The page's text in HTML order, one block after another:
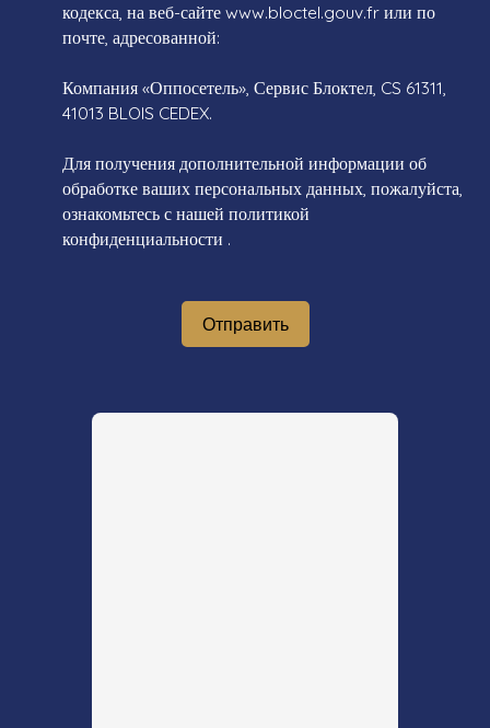
кодекса, на веб-сайте www.bloctel.gouv.fr или по
почте, адресованной:
Компания «Оппосетель», Сервис Блоктел, CS 61311,
41013 BLOIS CEDEX.
Для получения дополнительной информации об
обработке ваших персональных данных, пожалуйста,
ознакомьтесь с нашей политикой
конфиденциальности .
Отправить